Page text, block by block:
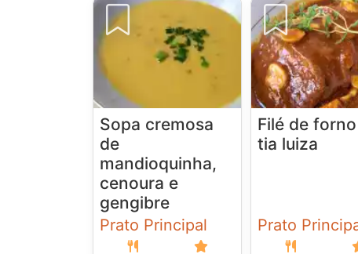
Sopa cremosa
de
mandioquinha,
cenoura e
gengibre
Prato Principal
Filé de
tia luiza
Prato